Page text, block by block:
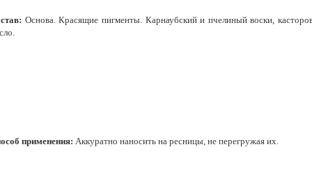
Основа. Красящие пигменты. Карнаубский и пчелиный воски,
применения: Аккуратно наносить на ресницы, не перегружая их.